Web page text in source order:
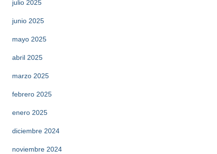
julio 2025
junio 2025
mayo 2025
abril 2025
marzo 2025
febrero 2025
enero 2025
diciembre 2024
noviembre 2024